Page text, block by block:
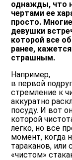
однажды, что
чертами ее
просто.
девушки
которой все
ранее,
страшным.
Например,
в первой
стремление к
аккуратно
посуду. И вот
которой
легко, но все
момент, когда
тараканов,
«чистом»